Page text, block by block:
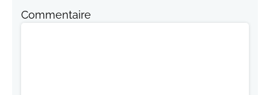
Commentaire